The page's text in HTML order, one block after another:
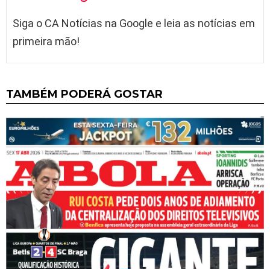
Siga o CA Notícias na Google e leia as notícias em
primeira mão!
TAMBÉM PODERÁ GOSTAR